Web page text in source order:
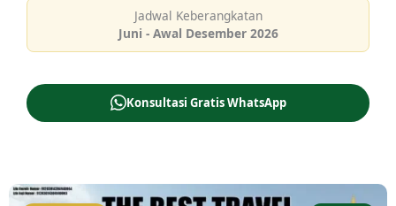
Jadwal Keberangkatan
Juni - Awal Desember 2026
Konsultasi Gratis WhatsApp